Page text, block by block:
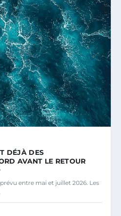
DÉJÀ DES
AVANT LE RETOUR
entre mai et juillet 2026. Les